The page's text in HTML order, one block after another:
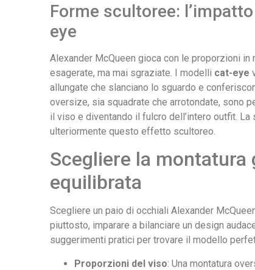
Forme scultoree:
eye
Alexander McQueen gioca con le proporzioni
esagerate, ma mai sgraziate. I modelli cat-eye
allungate che slanciano lo sguardo e
oversize, sia squadrate che arrotondate, sono
il viso e diventando il fulcro dell’intero outfit.
ulteriormente questo effetto scultoreo.
Scegliere la montatura
equilibrata
Scegliere un paio di occhiali Alexander
piuttosto, imparare a bilanciare un design
suggerimenti pratici per trovare il modello
Proporzioni del viso: Una montatura